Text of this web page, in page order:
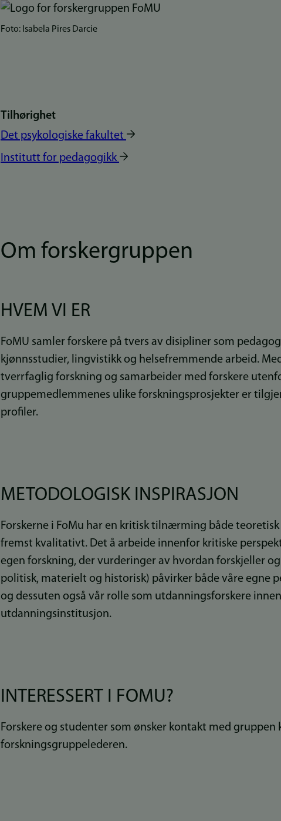
Bilde
Foto: Isabela Pires Darcie
Tilhørighet
Det psykologiske fakultet
Institutt for pedagogikk
Om forskergruppen
HVEM VI ER
FoMU samler forskere på tvers av disipliner som
kjønnsstudier, lingvistikk og helsefremmende arbeid.
tverrfaglig forskning og samarbeider med forskere
gruppemedlemmenes ulike forskningsprosjekter er
profiler.
METODOLOGISK INSPIRASJON
Forskerne i FoMu har en kritisk tilnærming både
fremst kvalitativt. Det å arbeide innenfor kritiske
egen forskning, der vurderinger av hvordan forskjeller
politisk, materielt og historisk) påvirker både våre egne
og dessuten også vår rolle som utdanningsforskere
utdanningsinstitusjon.
INTERESSERT I FOMU?
Forskere og studenter som ønsker kontakt med gruppen
forskningsgruppelederen.